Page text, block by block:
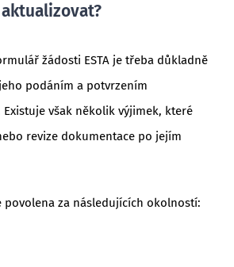
žádosti ESTA je třeba důkladně
podáním a potvrzením
však několik výjimek, které
revize dokumentace po jejím
povolena za následujících okolností: